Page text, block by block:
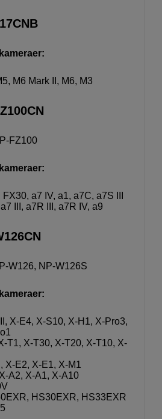
M6 Mark II, M6, M3
FZ100
a7 IV, a1, a7C, a7S III
III, a7R III, a7R IV, a9
W126, NP-W126S
X-E4, X-S10, X-H1, X-Pro3,
T1, X-T30, X-T20, X-T10, X-
X-E2, X-E1, X-M1
A2, X-A1, X-A10
HS30EXR, HS33EXR